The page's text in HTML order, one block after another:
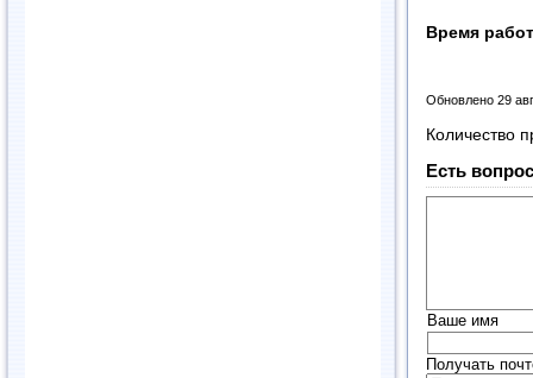
Время
Обновлено 29
Количество
Есть
Ваше имя
Получать